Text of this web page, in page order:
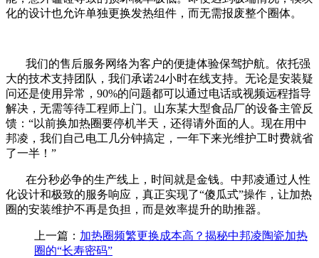
化的设计也允许单独更换发热组件，而无需报废整个圈体。
我们的售后服务网络为客户的便捷体验保驾护航。依托强
大的技术支持团队，我们承诺24小时在线支持。无论是安装疑
问还是使用异常， 90%的问题都可以通过电话或视频远程指导
解决，无需等待工程师上门。山东某大型食品厂的设备主管反
馈： “以前换加热圈要停机半天，还得请外面的人。现在用中
邦凌，我们自己电工几分钟搞定，一年下来光维护工时费就省
了一半！ ”
在分秒必争的生产线上，时间就是金钱。中邦凌通过人性
化设计和极致的服务响应，真正实现了“傻瓜式”操作，让加热
圈的安装维护不再是负担，而是效率提升的助推器。
上一篇： 加热圈频繁更换成本高？揭秘中邦凌陶瓷加热
圈的“长寿密码”